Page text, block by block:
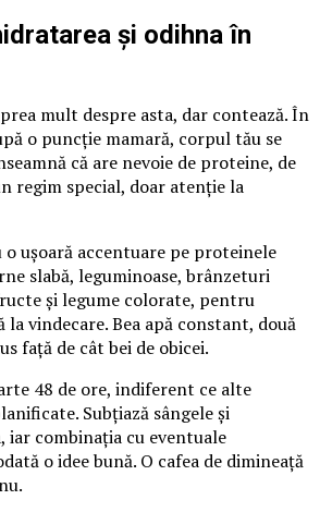
și odihna în
mult despre asta, dar contează. În
o puncție mamară, corpul tău se
că are nevoie de proteine, de
regim special, doar atenție la
ușoară accentuare pe proteinele
slabă, leguminoase, brânzeturi
și legume colorate, pentru
vindecare. Bea apă constant, două
față de cât bei de obicei.
48 de ore, indiferent ce alte
Subțiază sângele și
iar combinația cu eventuale
o idee bună. O cafea de dimineață